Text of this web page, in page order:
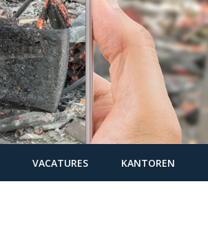
VACATURES KANTOREN